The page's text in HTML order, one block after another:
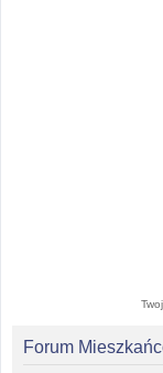
Forum